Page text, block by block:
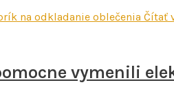
na odkladanie oblečenia Čítať
vymenili